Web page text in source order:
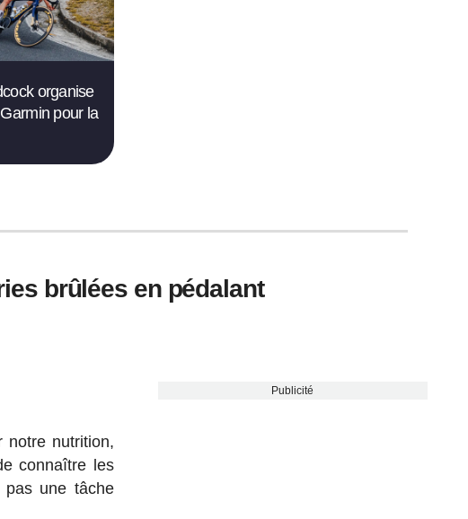
organise
pour la
brûlées en pédalant
nutrition,
connaître les
pas une tâche
Publicité